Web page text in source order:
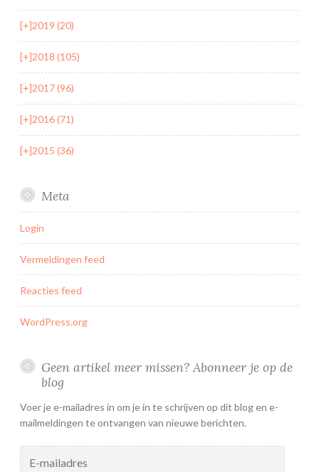
[+]2019 (20)
[+]2018 (105)
[+]2017 (96)
[+]2016 (71)
[+]2015 (36)
Meta
Login
Vermeldingen feed
Reacties feed
WordPress.org
Geen artikel meer missen? Abonneer je op de
blog
Voer je e-mailadres in om je in te schrijven op dit blog en e-
mailmeldingen te ontvangen van nieuwe berichten.
mailadres